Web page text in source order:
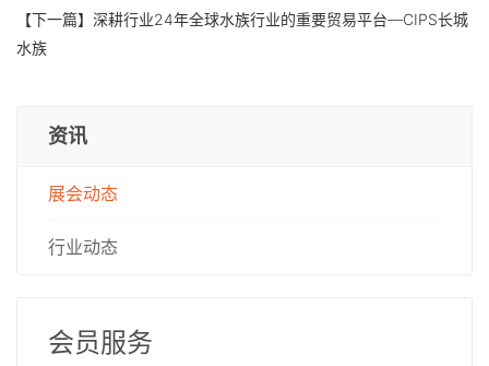
【下一篇】 深耕行业24年全球水族行业的重要贸易平台—CIPS长城
水族
资讯
展会动态
行业动态
会员服务